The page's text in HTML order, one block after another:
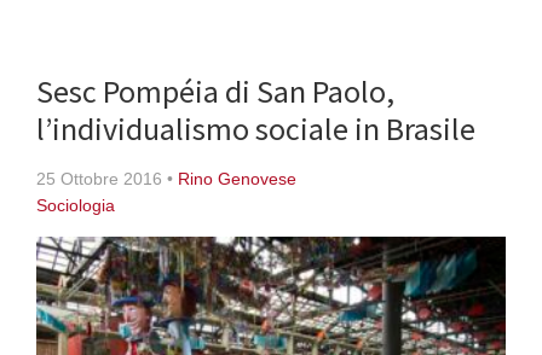
Sesc Pompéia di San Paolo,
l’individualismo sociale in Brasile
25 Ottobre 2016 • Rino Genovese
Sociologia